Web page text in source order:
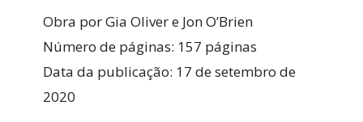
Obra por Gia Oliver e Jon O’Brien
Número de páginas: 157 páginas
Data da publicação: 17 de setembro de
2020